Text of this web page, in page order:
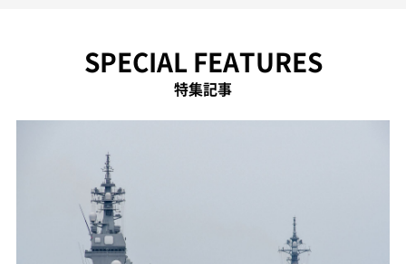
SPECIAL FEATURES
特集記事